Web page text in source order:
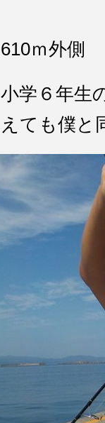
610ｍ外側
小学６年生
えても僕と